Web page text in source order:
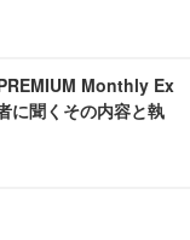
Monthly Ex
に聞くその内容と執